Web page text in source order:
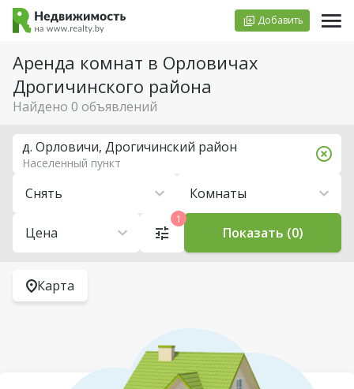
Добавить
Аренда комнат в Орловичах
Дрогичинского района
Найдено 0 объявлений
Снять Комнаты
Цена
д. Орловичи, Дрогичинский район
Населенный пункт
1
Показать (0)
Карта